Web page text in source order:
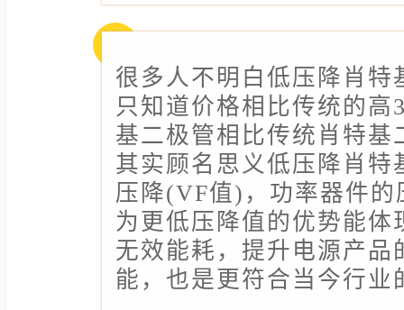
很多人不明白低压降肖
只知道价格相比传统的
基二极管相比传统肖特
其实顾名思义低压降肖
压降(VF值)，功率器件
为更低压降值的优势能
无效能耗，提升电源产
能，也是更符合当今行业